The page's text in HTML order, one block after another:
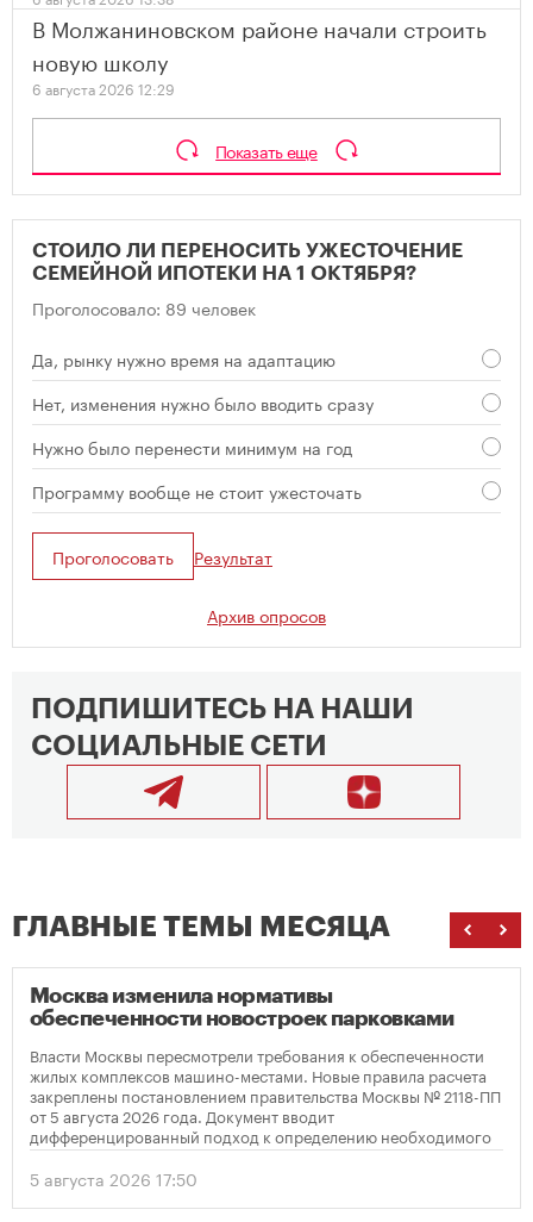
В Молжаниновском районе начали строить
новую школу
6 августа 2026 12:29
Показать еще
СТОИЛО ЛИ ПЕРЕНОСИТЬ УЖЕСТОЧЕНИЕ
СЕМЕЙНОЙ ИПОТЕКИ НА 1 ОКТЯБРЯ?
Проголосовало: 89 человек
Да, рынку нужно время на адаптацию
Нет, изменения нужно было вводить сразу
Нужно было перенести минимум на год
Программу вообще не стоит ужесточать
Проголосовать Результат
Архив опросов
ПОДПИШИТЕСЬ НА НАШИ
СОЦИАЛЬНЫЕ СЕТИ
ГЛАВНЫЕ ТЕМЫ МЕСЯЦА
Москва изменила нормативы
обеспеченности новостроек парковками
Власти Москвы пересмотрели требования к обеспеченности
жилых комплексов машино-местами. Новые правила расчета
закреплены постановлением правительства Москвы № 2118-ПП
от 5 августа 2026 года. Документ вводит
дифференцированный подход к определению необходимого
количества парковок в зависимости от площади квартир и
устанавливает переходный период для уже согласованных
проектов.
5 августа 2026 17:50